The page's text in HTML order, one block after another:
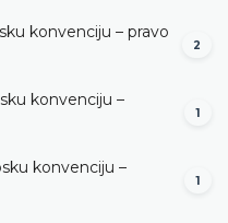
konvenciju – pravo
2
konvenciju –
1
konvenciju –
1